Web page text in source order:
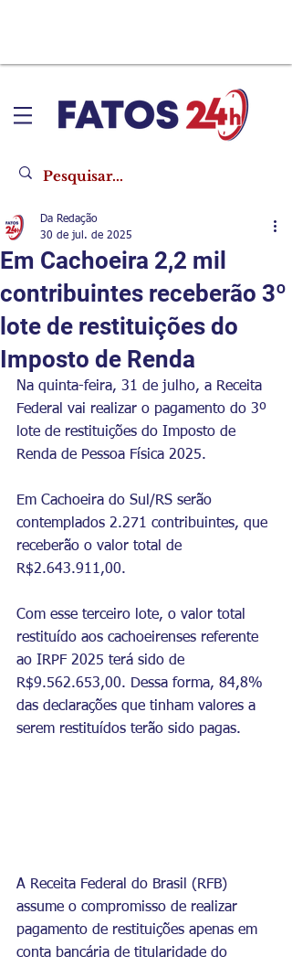
Em Cachoeira 2,2 mil
contribuintes receberão 3º
lote de restituições do
Imposto de Renda
Da Redação
30 de jul. de 2025
Na quinta-feira, 31 de julho, a Receita
Federal vai realizar o pagamento do 3º
lote de restituições do Imposto de
Renda de Pessoa Física 2025.
Em Cachoeira do Sul/RS serão
contemplados 2.271 contribuintes, que
receberão o valor total de
R$2.643.911,00.
Com esse terceiro lote, o valor total
restituído aos cachoeirenses referente
ao IRPF 2025 terá sido de
R$9.562.653,00. Dessa forma, 84,8%
das declarações que tinham valores a
serem restituídos terão sido pagas.
A Receita Federal do Brasil (RFB)
assume o compromisso de realizar
pagamento de restituições apenas em
conta bancária de titularidade do